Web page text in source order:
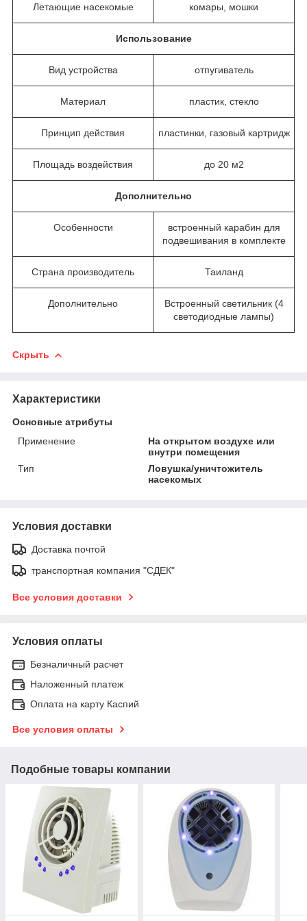
Летающие насекомые комары, мошки
Использование
Вид устройства отпугиватель
Материал пластик, стекло
Принцип действия пластинки, газовый картридж
Площадь воздействия до 20 м2
Дополнительно
Особенности
встроенный карабин для
подвешивания в комплекте
Страна производитель Таиланд
Дополнительно
Встроенный светильник (4
светодиодные лампы)
Скрыть
Характеристики
Основные атрибуты
Применение
На открытом воздухе или
внутри помещения
Тип
Ловушка/уничтожитель
насекомых
Условия доставки
Доставка почтой
транспортная компания "СДЕК"
Все условия доставки
Условия оплаты
Безналичный расчет
Наложенный платеж
Оплата на карту Каспий
Все условия оплаты
Подобные товары компании